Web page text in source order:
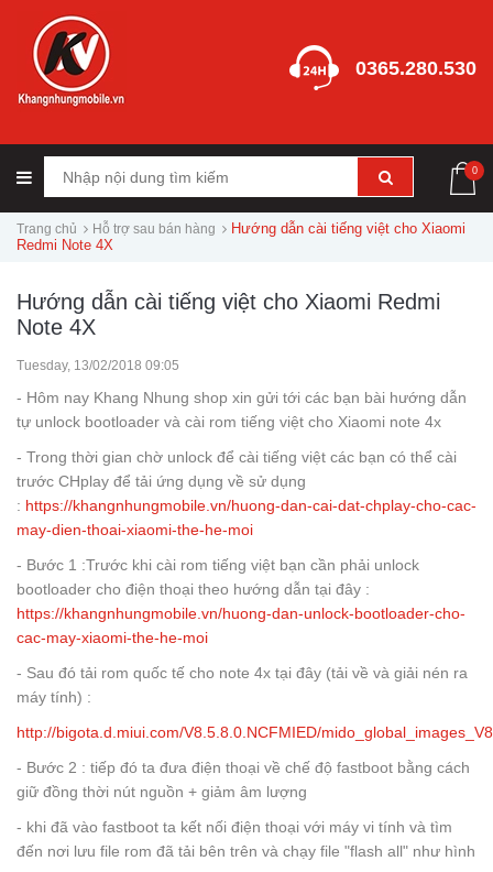
0365.280.530
0
Trang chủ Hỗ trợ sau bán hàng
Hướng dẫn cài tiếng việt cho Xiaomi
Redmi Note 4X
Hướng dẫn cài tiếng việt cho Xiaomi Redmi
Note 4X
Tuesday, 13/02/2018 09:05
- Hôm nay Khang Nhung shop xin gửi tới các bạn bài hướng dẫn
tự unlock bootloader và cài rom tiếng việt cho Xiaomi note 4x
- Trong thời gian chờ unlock để cài tiếng việt các bạn có thể cài
trước CHplay để tải ứng dụng về sử dụng
: https://khangnhungmobile.vn/huong-dan-cai-dat-chplay-cho-cac-
may-dien-thoai-xiaomi-the-he-moi
- Bước 1 :Trước khi cài rom tiếng việt bạn cần phải unlock
bootloader cho điện thoại theo hướng dẫn tại đây :
https://khangnhungmobile.vn/huong-dan-unlock-bootloader-cho-
cac-may-xiaomi-the-he-moi
- Sau đó tải rom quốc tế cho note 4x tại đây (tải về và giải nén ra
máy tính) :
http://bigota.d.miui.com/V8.5.8.0.NCFMIED/
- Bước 2 : tiếp đó ta đưa điện thoại về chế độ fastboot bằng cách
giữ đồng thời nút nguồn + giảm âm lượng
- khi đã vào fastboot ta kết nối điện thoại với máy vi tính và tìm
đến nơi lưu file rom đã tải bên trên và chạy file "flash all" như hình